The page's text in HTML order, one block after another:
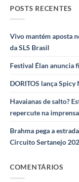
POSTS RECENTES
Vivo mantém aposta
da SLS Brasil
Festival Élan anuncia
DORITOS lança
Havaianas de salto?
repercute na
Brahma pega a
Circuito Sertanejo
COMENTÁRIOS